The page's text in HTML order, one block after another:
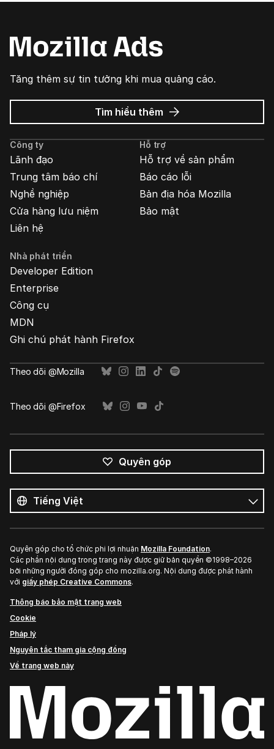
Tăng thêm sự tin tưởng khi mua quảng cáo.
Tìm hiểu thêm về
Quảng
cáo
Công ty
Lãnh đạo
Trung tâm báo chí
Nghề nghiệp
Cửa hàng lưu niệm
Liên hệ
Hỗ trợ
Hỗ trợ về sản phẩm
Báo cáo lỗi
Bản địa hóa Mozilla
Bảo mật
Nhà phát triển
Developer Edition
Enterprise
Công cụ
MDN
Ghi chú phát hành Firefox
Theo dõi @Mozilla
Theo dõi @Firefox
Quyên góp
cả
ngôn
ngữ
Ngôn
ngữ
Quyên góp cho tổ chức phi lợi nhuận Mozilla Foundation.
Các phần nội dung trong trang này được giữ bản quyền ©1998–2026
bởi những người đóng góp cho mozilla.org. Nội dung được phát hành
với giấy phép Creative Commons.
Thông báo bảo mật trang web
Cookie
Pháp lý
Nguyên tắc tham gia cộng đồng
Về trang web này